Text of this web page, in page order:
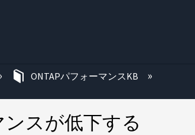
ONTAPパフォーマンスKB
スが低下する